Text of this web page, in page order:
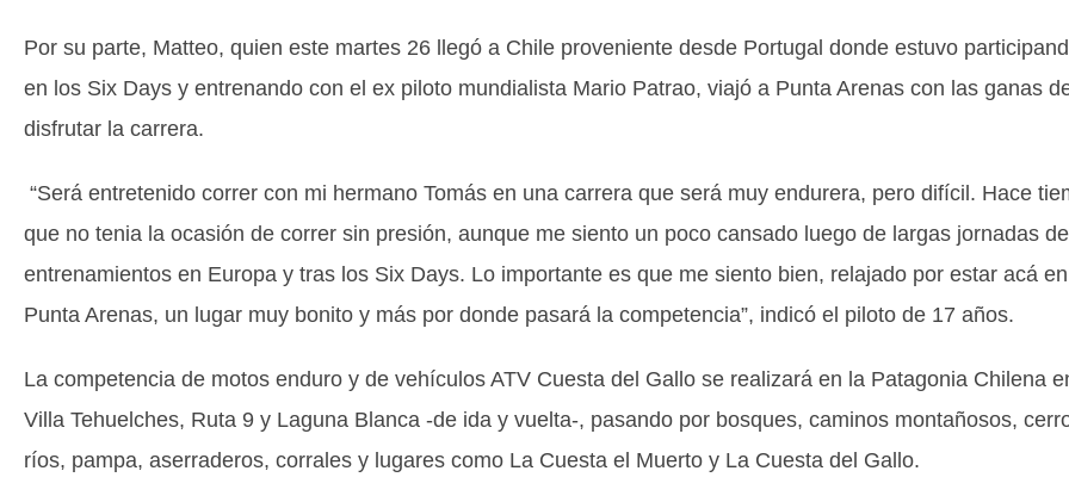
Por su parte, Matteo, quien este martes 26 llegó a Chile proveniente desde Portugal donde estuvo
en los Six Days y entrenando con el ex piloto mundialista Mario Patrao, viajó a Punta Arenas con las ganas
disfrutar la carrera.
“Será entretenido correr con mi hermano Tomás en una carrera que será muy endurera, pero difícil. Hace
que no tenia la ocasión de correr sin presión, aunque me siento un poco cansado luego de largas jornadas de
entrenamientos en Europa y tras los Six Days. Lo importante es que me siento bien, relajado por estar acá en
Punta Arenas, un lugar muy bonito y más por donde pasará la competencia”, indicó el piloto de 17 años.
La competencia de motos enduro y de vehículos ATV Cuesta del Gallo se realizará en la Patagonia Chilena
Villa Tehuelches, Ruta 9 y Laguna Blanca -de ida y vuelta-, pasando por bosques, caminos montañosos,
ríos, pampa, aserraderos, corrales y lugares como La Cuesta el Muerto y La Cuesta del Gallo.